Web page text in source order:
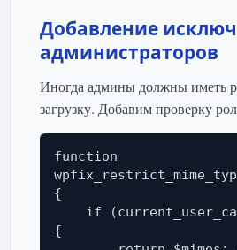
Добавление
администраторов
Иногда админы должны иметь
загрузку. Добавим проверку
function
{
{